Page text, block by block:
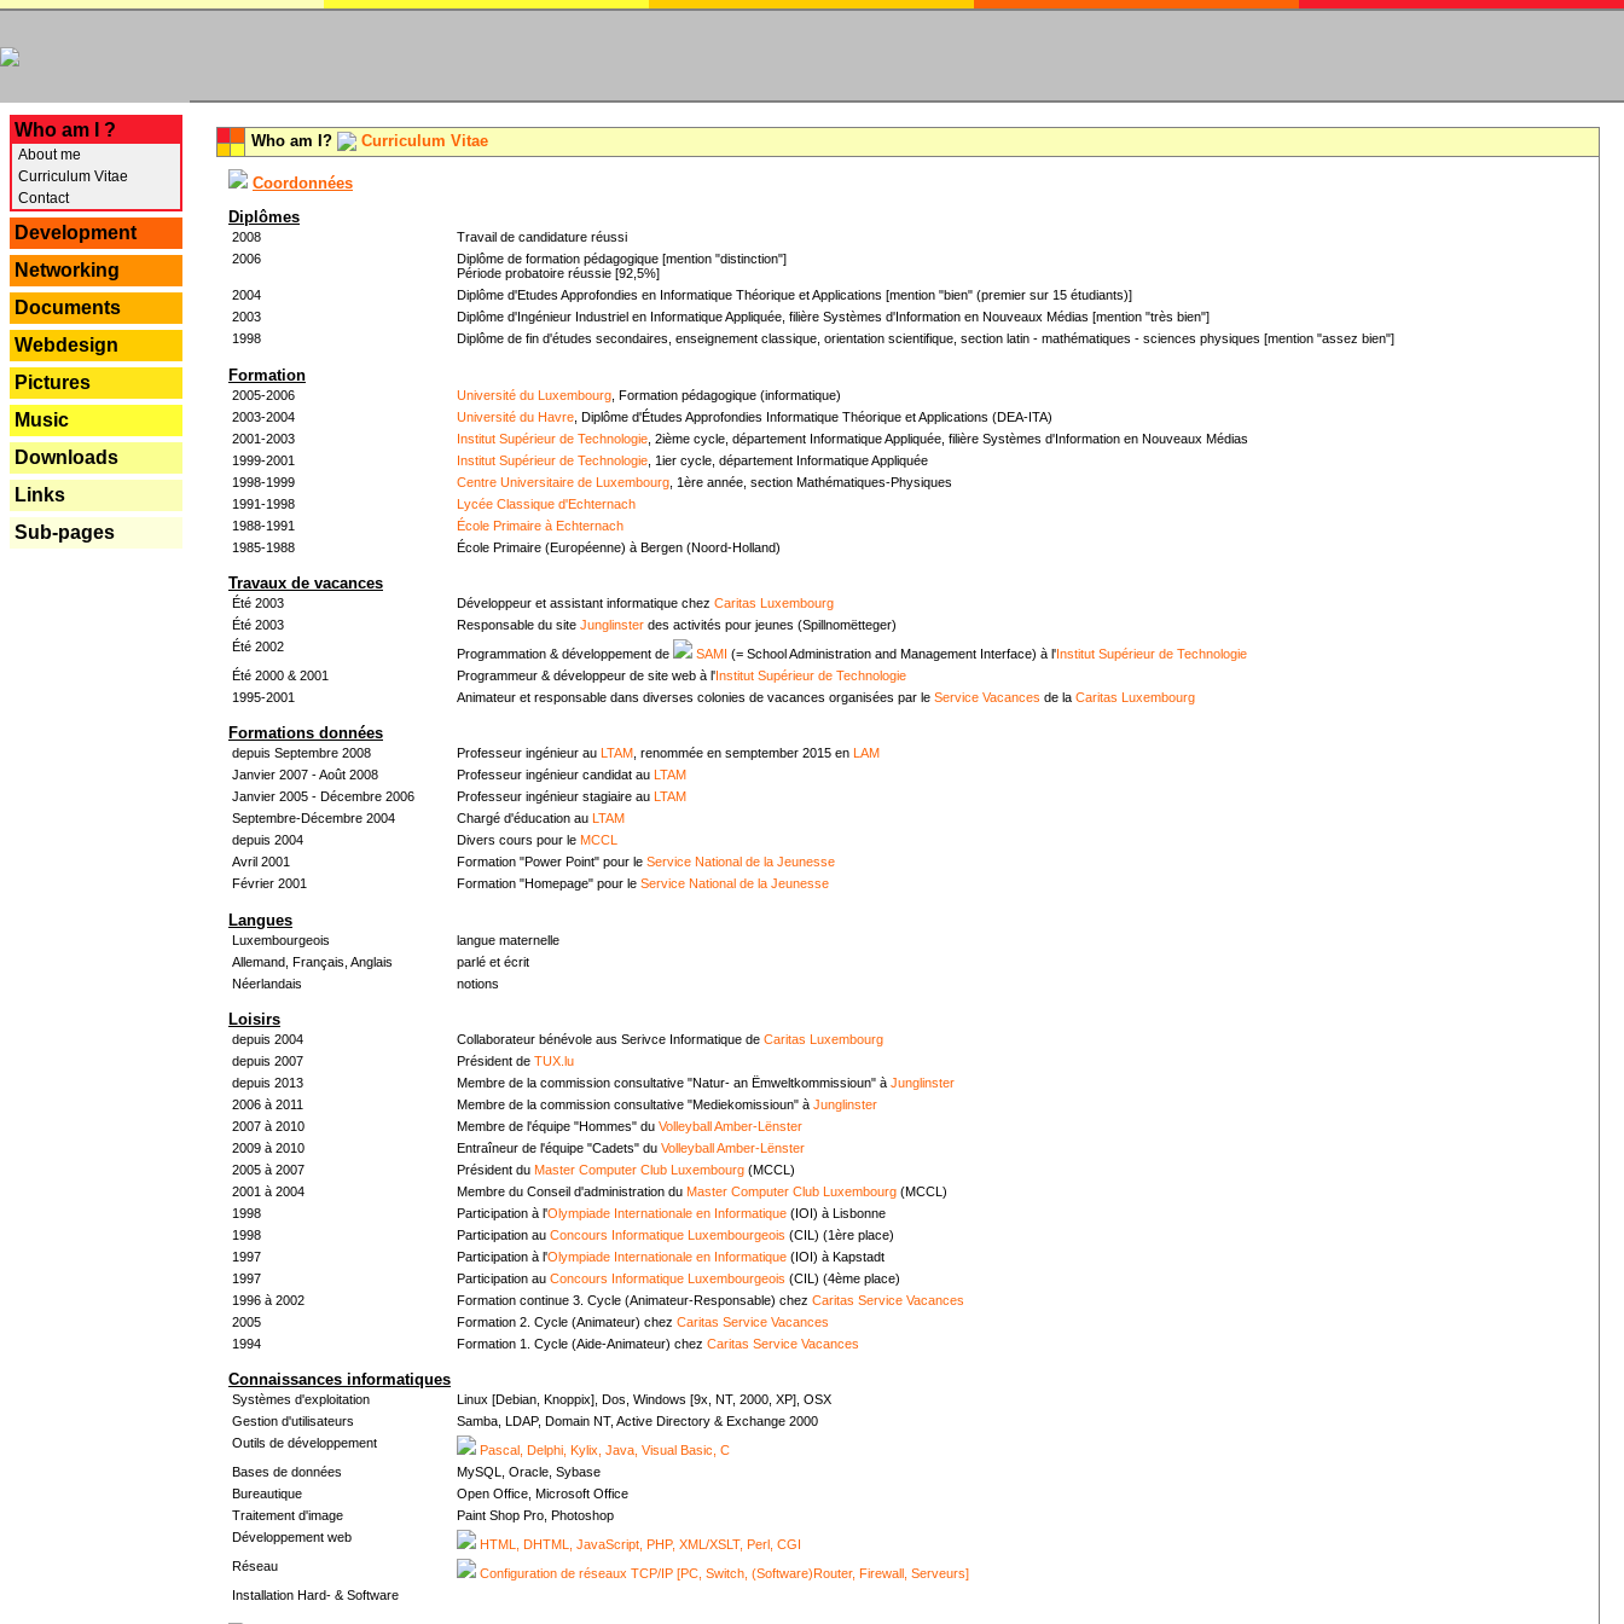
Who am I ?
About me
Curriculum Vitae
Contact
Development
Networking
Documents
Webdesign
Pictures
Music
Downloads
Links
Sub-pages
Who am I? Curriculum Vitae
Coordonnées
Diplômes
2008
Travail de candidature réussi
2006
Diplôme de formation pédagogique [mention "distinction"]
Période probatoire réussie [92,5%]
2004
Diplôme d'Etudes Approfondies en Informatique Théorique et Applications [mention "bien" (premier sur 15 étudiants)]
2003
Diplôme d'Ingénieur Industriel en Informatique Appliquée, filière Systèmes d'Information en Nouveaux Médias [mention "très bien"]
1998
Diplôme de fin d'études secondaires, enseignement classique, orientation scientifique, section latin - mathématiques - sciences physiques [mention "assez bien"]
Formation
2005-2006 Université du Luxembourg , Formation pédagogique (informatique)
2003-2004
Université du Havre , Diplôme d'Études Approfondies Informatique Théorique et Applications (DEA-ITA)
2001-2003
Institut Supérieur de Technologie , 2ième cycle, département Informatique Appliquée, filière Systèmes d'Information en Nouveaux Médias
1999-2001
Institut Supérieur de Technologie , 1ier cycle, département Informatique Appliquée
1998-1999
Centre Universitaire de Luxembourg , 1ère année, section Mathématiques-Physiques
1991-1998
Lycée Classique d'Echternach
1988-1991
École Primaire à Echternach
1985-1988
École Primaire (Européenne) à Bergen (Noord-Holland)
Travaux de vacances
Été 2003 Développeur et assistant informatique chez Caritas Luxembourg
Été 2003
Responsable du site Junglinster des activités pour jeunes (Spillnomëtteger)
Été 2002
Programmation & développement de SAMI (= School Administration and Management Interface) à l'Institut Supérieur de Technologie
Été 2000 & 2001
Programmeur & développeur de site web à l'Institut Supérieur de Technologie
1995-2001
Animateur et responsable dans diverses colonies de vacances organisées par le Service Vacances de la Caritas Luxembourg
Formations données
depuis Septembre 2008 Professeur ingénieur au LTAM , renommée en semptember 2015 en
LAM
Janvier 2007 - Août 2008
Professeur ingénieur candidat au
LTAM
Janvier 2005 - Décembre 2006
Professeur ingénieur stagiaire au
LTAM
Septembre-Décembre 2004
Chargé d'éducation au
LTAM
depuis 2004
Divers cours pour le MCCL
Avril 2001
Formation "Power Point" pour le Service National de la Jeunesse
Février 2001
Formation "Homepage" pour le Service National de la Jeunesse
Langues
Luxembourgeois
langue maternelle
Allemand, Français, Anglais
parlé et écrit
Néerlandais
notions
Loisirs
depuis 2004 Collaborateur bénévole aus Serivce Informatique de Caritas Luxembourg
depuis 2007
Président de TUX.lu
depuis 2013
Membre de la commission consultative "Natur- an Ëmweltkommissioun" à Junglinster
2006 à 2011
Membre de la commission consultative "Mediekomissioun" à Junglinster
2007 à 2010
Membre de l'équipe "Hommes" du Volleyball Amber-Lënster
2009 à 2010
Entraîneur de l'équipe "Cadets" du Volleyball Amber-Lënster
2005 à 2007
Président du Master Computer Club Luxembourg (MCCL)
2001 à 2004
Membre du Conseil d'administration du Master Computer Club Luxembourg (MCCL)
1998
Participation à l'Olympiade Internationale en Informatique (IOI) à Lisbonne
1998
Participation au Concours Informatique Luxembourgeois (CIL) (1ère place)
1997
Participation à l'Olympiade Internationale en Informatique (IOI) à Kapstadt
1997
Participation au Concours Informatique Luxembourgeois (CIL) (4ème place)
1996 à 2002
Formation continue 3. Cycle (Animateur-Responsable) chez Caritas Service Vacances
2005
Formation 2. Cycle (Animateur) chez Caritas Service Vacances
1994
Formation 1. Cycle (Aide-Animateur) chez Caritas Service Vacances
Connaissances informatiques
Systèmes d'exploitation
Linux [Debian, Knoppix], Dos, Windows [9x, NT, 2000, XP], OSX
Gestion d'utilisateurs
Samba, LDAP, Domain NT, Active Directory & Exchange 2000
Outils de développement
Pascal, Delphi, Kylix, Java, Visual Basic, C
Bases de données
MySQL, Oracle, Sybase
Bureautique
Open Office, Microsoft Office
Traitement d'image
Paint Shop Pro, Photoshop
Développement web
HTML, DHTML, JavaScript, PHP, XML/XSLT, Perl, CGI
Réseau
Configuration de réseaux TCP/IP [PC, Switch, (Software)Router, Firewall, Serveurs]
Installation Hard- & Software